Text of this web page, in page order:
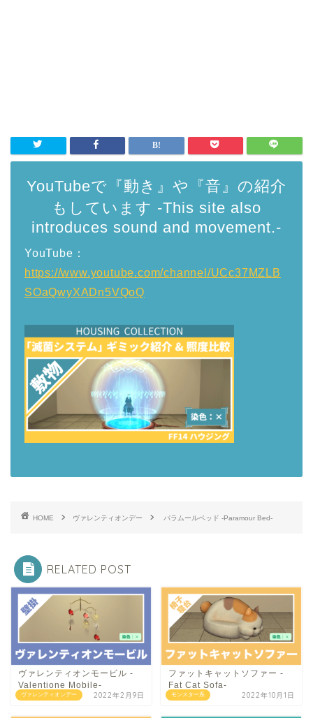
YouTubeで『動き』や『音』の紹介
もしています -This site also
introduces sound and movement.-
YouTube：
https://www.youtube.com/channel/UCc37MZLB
SOaQwyXADn5VQoQ
HOME ヴァレンティオンデー パラムールベッド -Paramour Bed-
RELATED POST
ヴァレンティオンデー
ヴァレンティオンモービル -
Valentione Mobile-
2022年2月9日 モンスター系
ファットキャットソファー -
Fat Cat Sofa-
2022年10月1日